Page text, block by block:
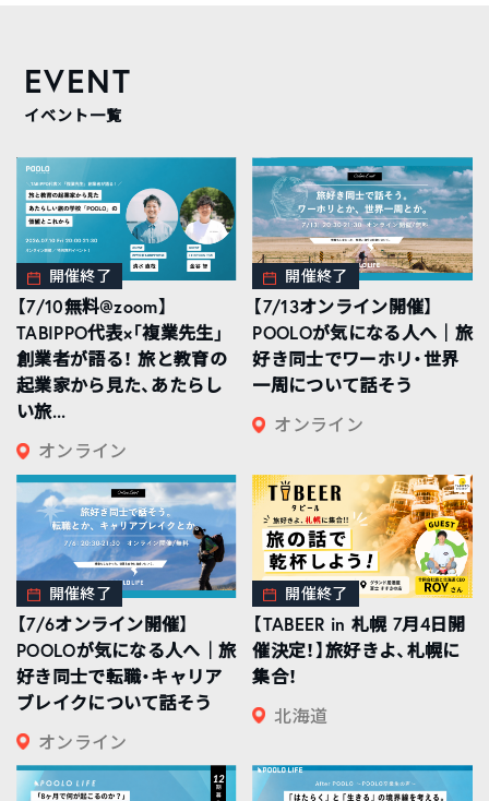
EVENT
イベント一覧
開催終了
【7/10無料@zoom】
TABIPPO代表×「複業先生」
創業者が語る！ 旅と教育の
起業家から見た、あたらし
い旅...
オンライン
開催終了
【7/13オンライン開催】
POOLOが気になる人へ｜旅
好き同士でワーホリ・世界
一周について話そう
オンライン
開催終了
【7/6オンライン開催】
POOLOが気になる人へ｜旅
好き同士で転職・キャリア
ブレイクについて話そう
オンライン
開催終了
【TABEER in 札幌 7月4日開
催決定！】旅好きよ、札幌に
集合！
北海道